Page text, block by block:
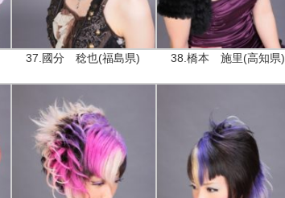
37.國分 稔也(福島県) 38.橋本 施里(高知県)